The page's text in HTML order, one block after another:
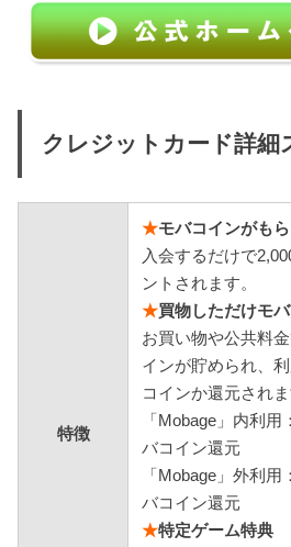
クレジットカード詳細
特徴
★モバコインがも
入会するだけで
ントされます。
★買物しただけモ
お買い物や公共料
インが貯められ、
コインか還元されま
「Mobage」内利
バコイン還元
「Mobage」外利
バコイン還元
★特定ゲーム特典